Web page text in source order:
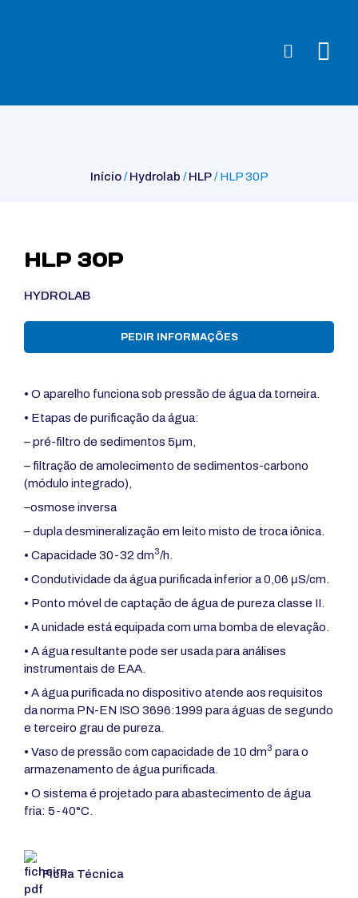
Início/Hydrolab /HLP/ HLP 30P
HLP 30P
HYDROLAB
PEDIR INFORMAÇÕES
• O aparelho funciona sob pressão de água da torneira.
• Etapas de purificação da água:
– pré-filtro de sedimentos 5μm,
– filtração de amolecimento de sedimentos-carbono
(módulo integrado),
–osmose inversa
– dupla desmineralização em leito misto de troca iônica.
• Capacidade 30-32 dm3/h.
• Condutividade da água purificada inferior a 0,06 μS/cm.
• Ponto móvel de captação de água de pureza classe II.
• A unidade está equipada com uma bomba de elevação.
• A água resultante pode ser usada para análises
instrumentais de EAA.
• A água purificada no dispositivo atende aos requisitos
da norma PN-EN ISO 3696:1999 para águas de segundo
e terceiro grau de pureza.
• Vaso de pressão com capacidade de 10 dm3 para o
armazenamento de água purificada.
• O sistema é projetado para abastecimento de água
fria: 5-40°C.
Ficha Técnica